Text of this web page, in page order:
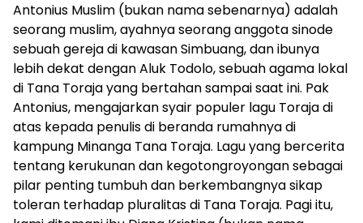
Antonius Muslim (bukan nama sebenarnya) adalah
seorang muslim, ayahnya seorang anggota sinode
sebuah gereja di kawasan Simbuang, dan ibunya
lebih dekat dengan Aluk Todolo, sebuah agama lokal
di Tana Toraja yang bertahan sampai saat ini. Pak
Antonius, mengajarkan syair populer lagu Toraja di
atas kepada penulis di beranda rumahnya di
kampung Minanga Tana Toraja. Lagu yang bercerita
tentang kerukunan dan kegotongroyongan sebagai
pilar penting tumbuh dan berkembangnya sikap
toleran terhadap pluralitas di Tana Toraja. Pagi itu,